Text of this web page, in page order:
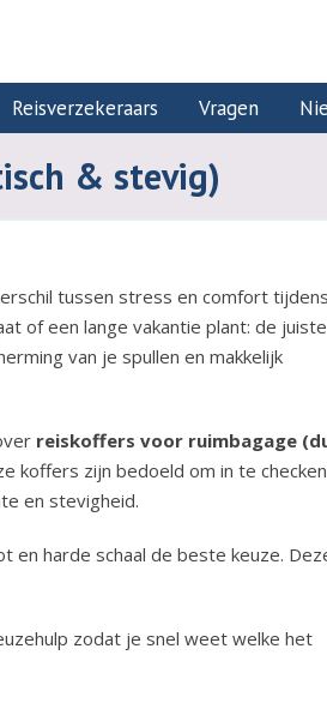
Reisverzekeraars Vragen
& stevig)
tussen stress en comfort
of een lange vakantie plant: de juiste
van je spullen en makkelijk
reiskoffers voor ruimbagage
koffers zijn bedoeld om in te
en stevigheid.
en harde schaal de beste keuze.
zodat je snel weet welke het